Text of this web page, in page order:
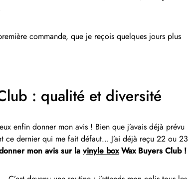
commande, que je reçois quelques jours plus
: qualité et diversité
enfin donner mon avis ! Bien que j’avais déjà prévu
ce dernier qui me fait défaut… J’ai déjà reçu 22 ou 23
mon avis sur la vinyle boxWax Buyers Club !